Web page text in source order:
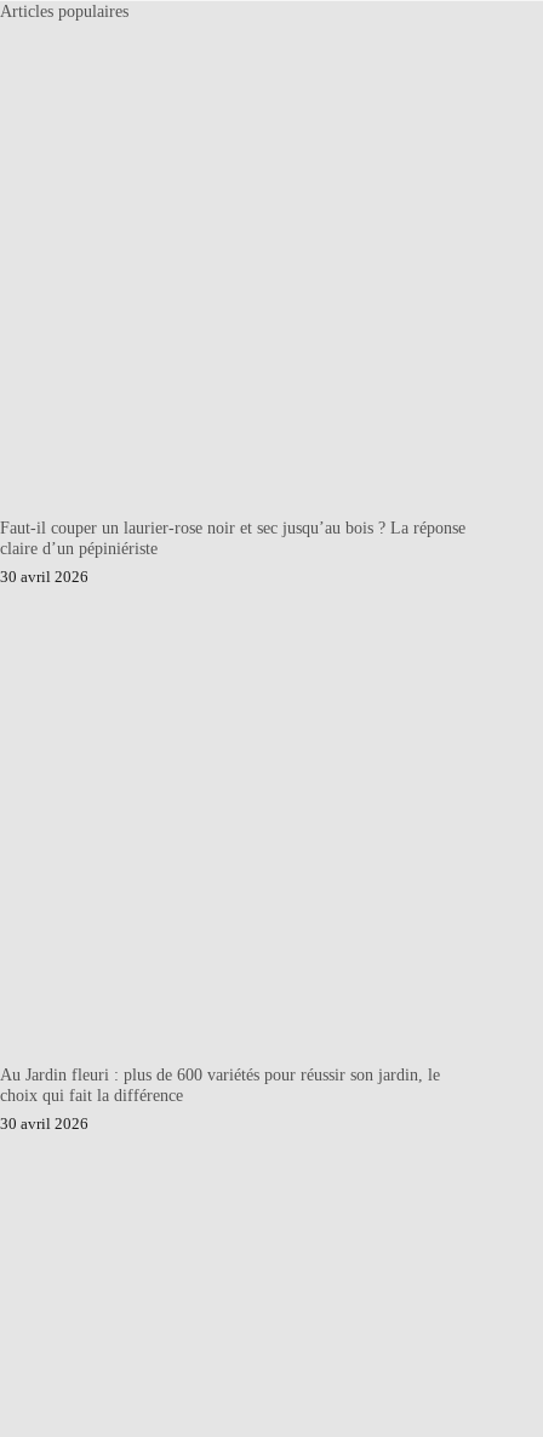
Articles populaires
Faut-il couper un laurier-rose noir et sec jusqu’au bois ? La réponse
claire d’un pépiniériste
30 avril 2026
Au Jardin fleuri : plus de 600 variétés pour réussir son jardin, le
choix qui fait la différence
30 avril 2026